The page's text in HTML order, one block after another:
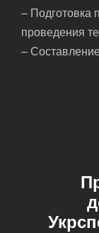
– Подготовка
проведения
–